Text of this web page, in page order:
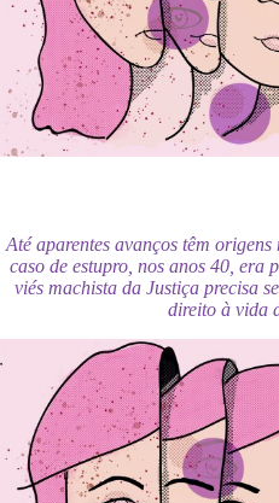
Até aparentes avanços têm
caso de estupro, nos anos 40,
viés machista da Justiça precisa
direito à vida